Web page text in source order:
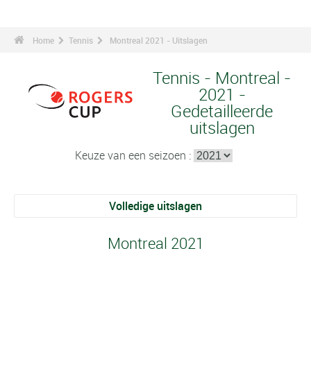
Home Tennis Montreal 2021 - Uitslagen
Tennis - Montreal -
2021 -
Gedetailleerde
uitslagen
Keuze van een seizoen :
Volledige uitslagen
Montreal 2021